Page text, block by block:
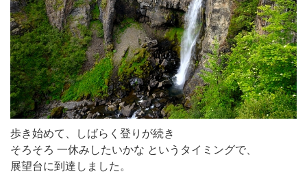
歩き始めて、しばらく登りが続き
そろそろ 一休みしたいかな というタイミングで、
展望台に到達しました。